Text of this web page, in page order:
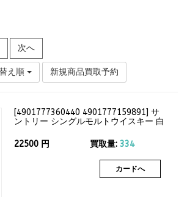
次へ
え順 新規商品買取予約
[4901777360440 4901777159891] サ
ントリー シングルモルトウイスキー 白
22500 円 買取量: 334
カードへ